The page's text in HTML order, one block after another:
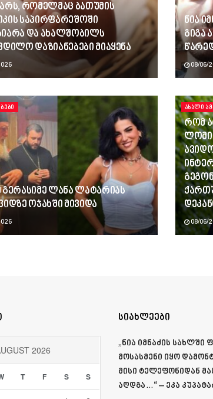
რომელმაც ბათუმის
საპირფარეშოში
და ახალშობილს
დაზიანებები მიაყენა
ნია
გიგა
08/06/
გერასიმე ლანა ლატარიას
ოჯახში მივიდა
ᲐᲮᲐᲚᲘ
რომ
08/06/
2026
T F S S
სიახლეები
„ნია იმნაძის სახლში
მოსასმენი იყო
მისი ტელეფონიდან
აღდგა…“ – ეკა